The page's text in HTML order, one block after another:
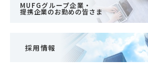
MUFGグループ企業・
提携企業のお勤めの皆さま
採用情報